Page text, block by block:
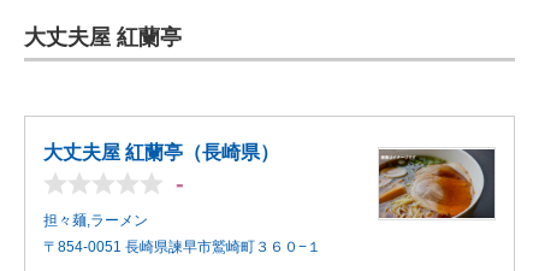
企業向けIT製品の総合サイト
モノづくり技術者専門サイト
エレクトロニクス専門サイト
大丈夫屋 紅蘭亭
大丈夫屋 紅蘭亭（長崎県）
-
担々麺,ラーメン
〒854-0051 長崎県諫早市鷲崎町３６０−１